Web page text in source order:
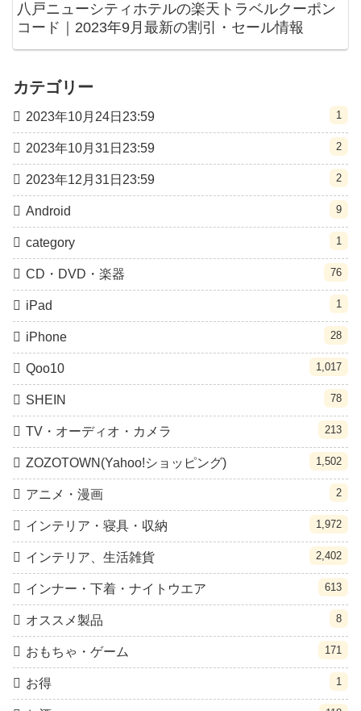
八戸ニューシティホテルの楽天トラベルクーポン
コード｜2023年9月最新の割引・セール情報
カテゴリー
2023年10月24日23:59 1
2023年10月31日23:59 2
2023年12月31日23:59 2
Android 9
category 1
CD・DVD・楽器 76
iPad 1
iPhone 28
Qoo10 1,017
SHEIN 78
TV・オーディオ・カメラ 213
ZOZOTOWN(Yahoo!ショッピング) 1,502
アニメ・漫画 2
インテリア・寝具・収納 1,972
インテリア、生活雑貨 2,402
インナー・下着・ナイトウエア 613
オススメ製品 8
おもちゃ・ゲーム 171
お得 1